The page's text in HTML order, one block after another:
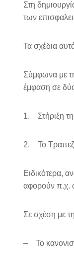
Στη
των
Τα σχέδια
Σύμφωνα με
έμφαση σε
1. Στήριξη
2. Το
Ειδικότερα,
αφορούν π.χ.
Σε σχέση με
– Το